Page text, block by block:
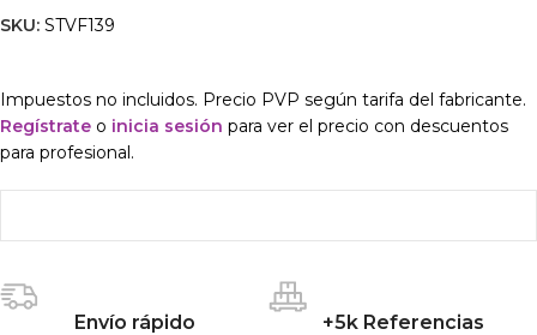
SKU: STVF139
Impuestos no incluidos. Precio PVP según tarifa del fabricante.
Regístrate o inicia sesión para ver el precio con descuentos
para profesional.
Envío rápido +5k Referencias